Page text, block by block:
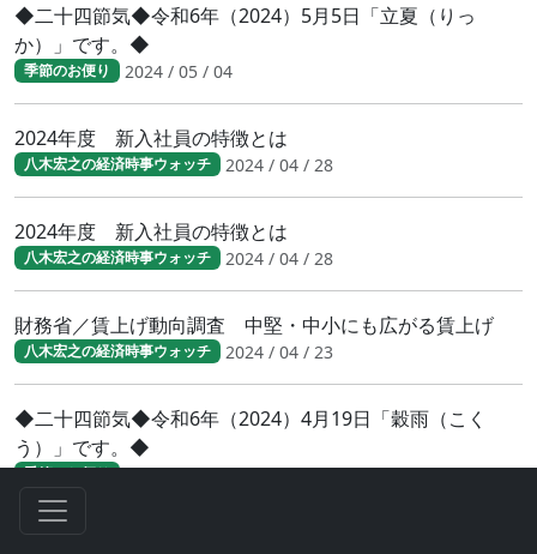
◆二十四節気◆令和6年（2024）5月5日「立夏（りっ
か）」です。◆
季節のお便り 2024 / 05 / 04
2024年度 新入社員の特徴とは
八木宏之の経済時事ウォッチ 2024 / 04 / 28
2024年度 新入社員の特徴とは
八木宏之の経済時事ウォッチ 2024 / 04 / 28
財務省／賃上げ動向調査 中堅・中小にも広がる賃上げ
八木宏之の経済時事ウォッチ 2024 / 04 / 23
◆二十四節気◆令和6年（2024）4月19日「穀雨（こく
う）」です。◆
季節のお便り 2024 / 04 / 19